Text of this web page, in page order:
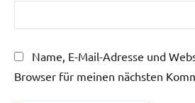
Name, E-Mail-Adresse und
Browser für meinen nächsten